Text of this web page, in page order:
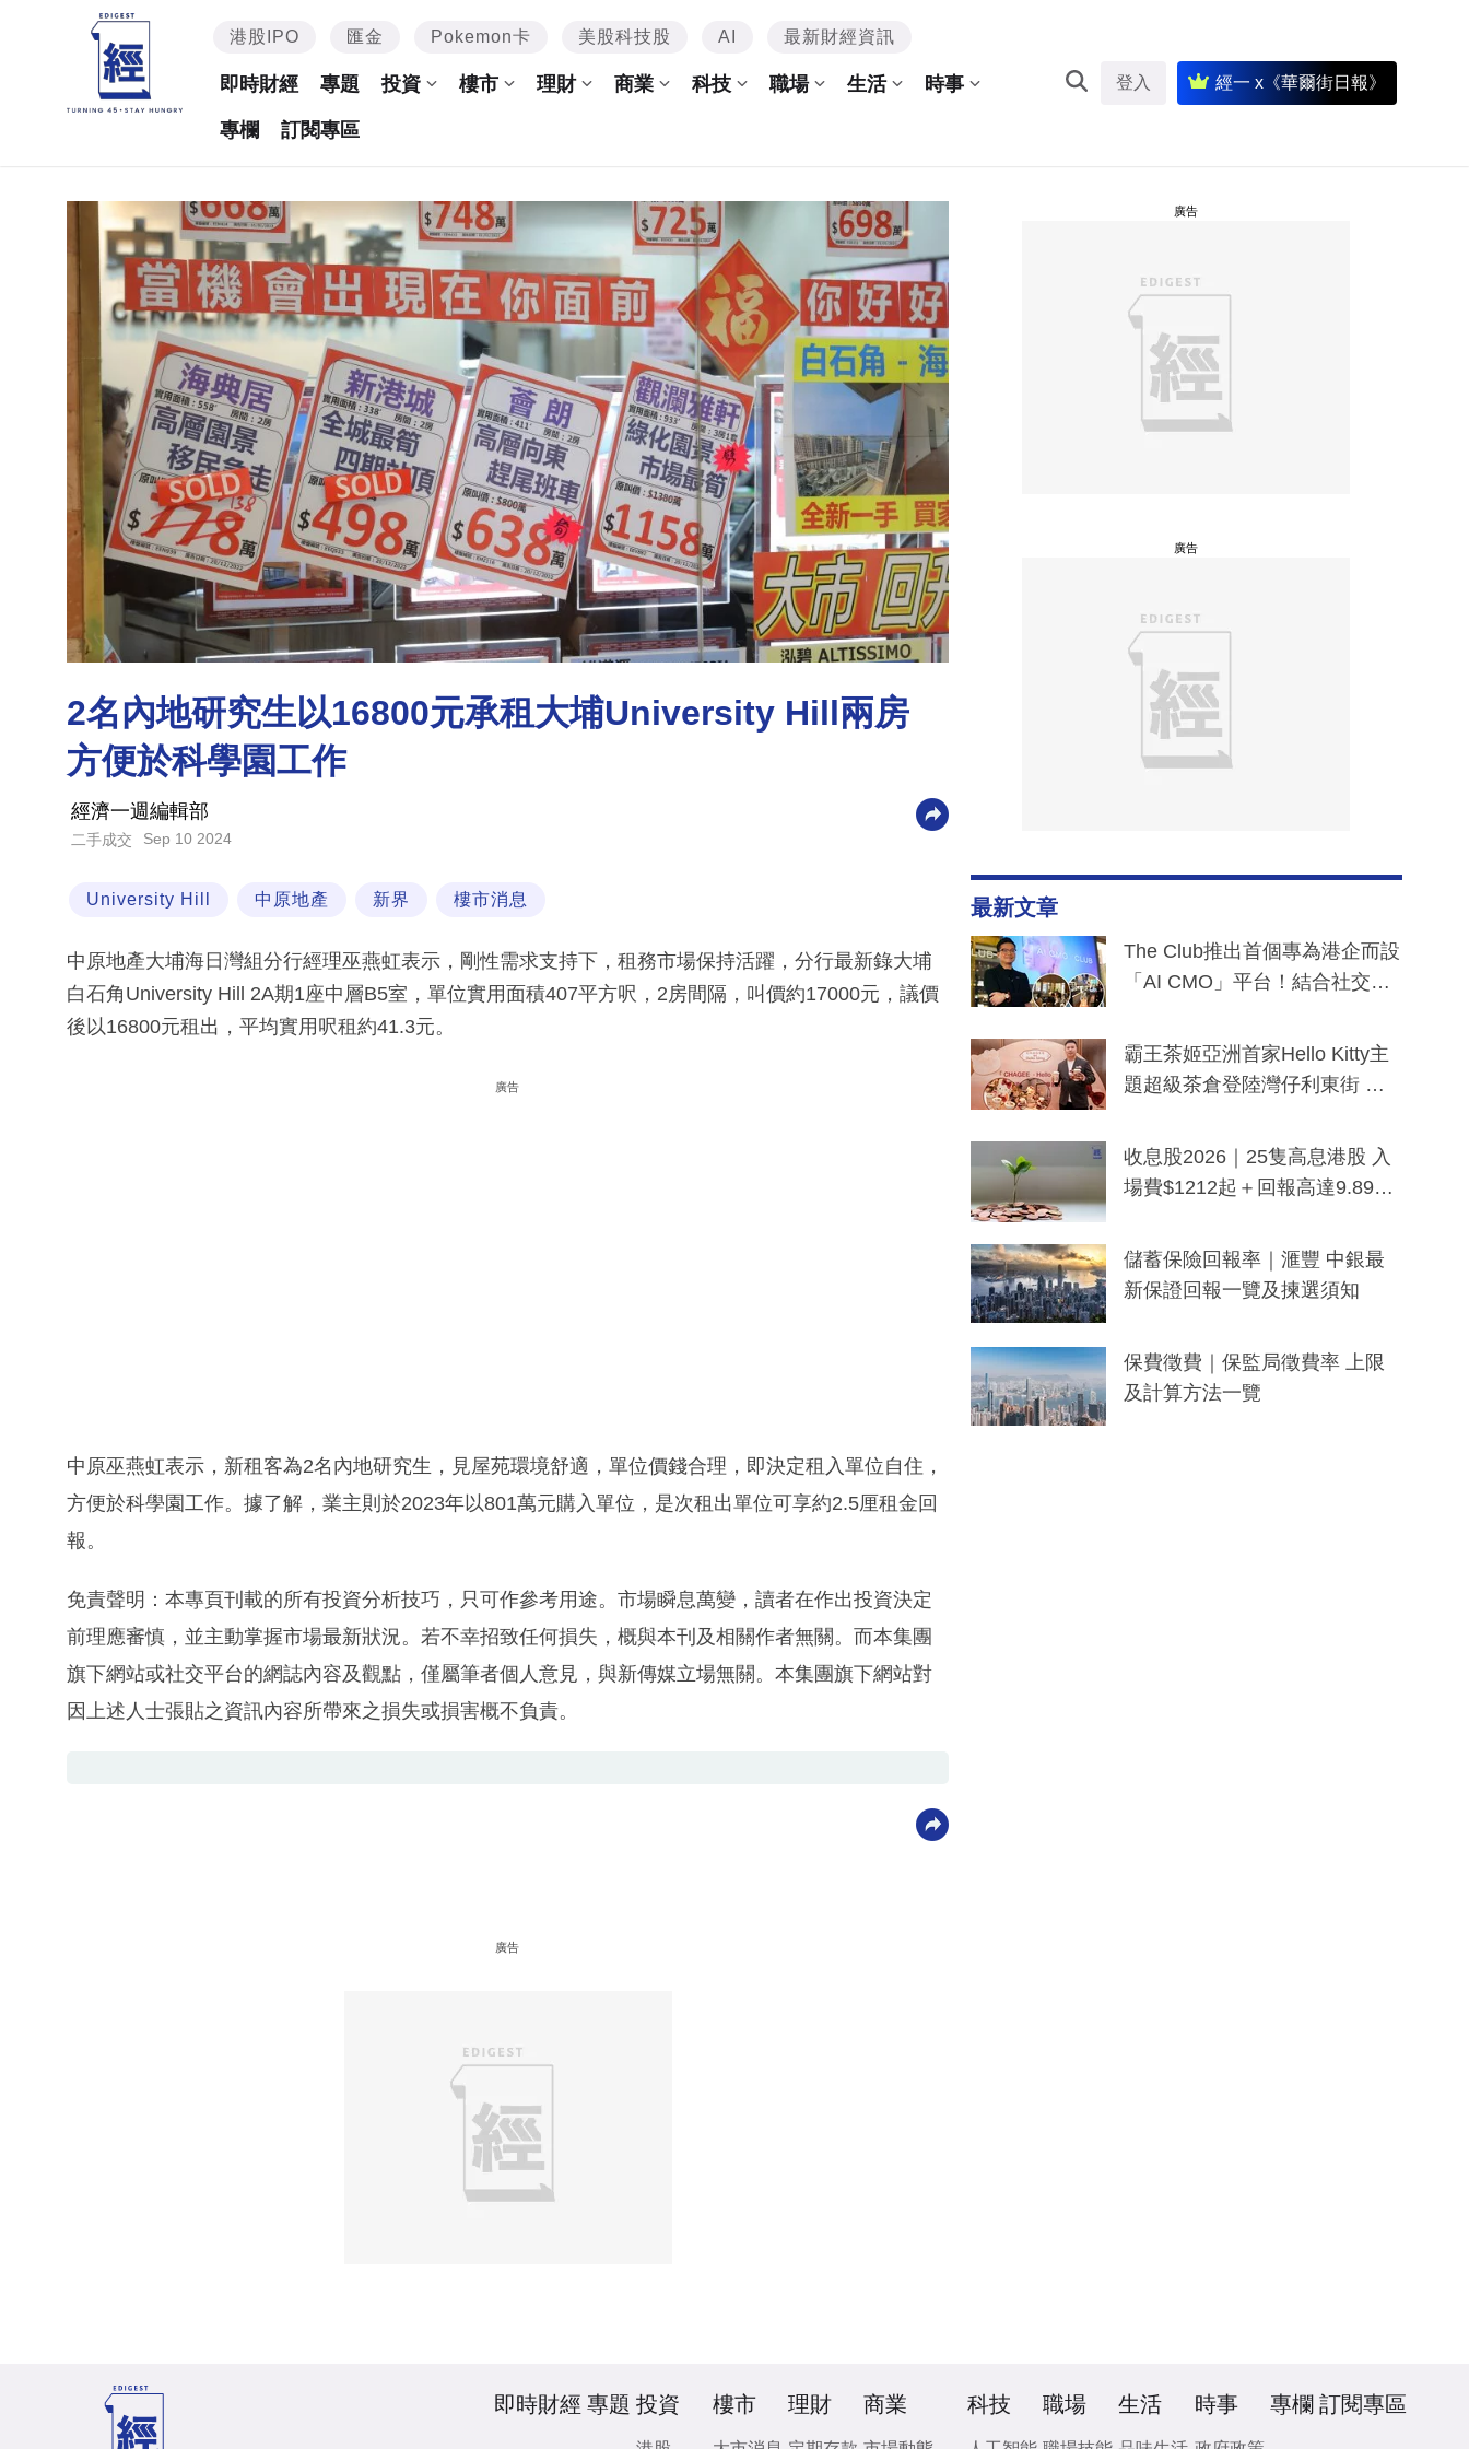
港股IPO 匯金 Pokemon卡 美股科技股 AI 最新財經資訊
即時財經 專題 投資 樓市 理財 商業 科技 職場 生活 時事
專欄 訂閱專區
登入 經一 x《華爾街日報》
2名內地研究生以16800元承租大埔University Hill兩房
方便於科學園工作
經濟一週編輯部
二手成交 Sep 10 2024
University Hill 中原地產 新界 樓市消息
中原地產大埔海日灣組分行經理巫燕虹表示，剛性需求支持下，租務市場保持活躍，分行最新錄大埔
白石角University Hill 2A期1座中層B5室，單位實用面積407平方呎，2房間隔，叫價約17000元，議價
後以16800元租出，平均實用呎租約41.3元。
廣告
中原巫燕虹表示，新租客為2名內地研究生，見屋苑環境舒適，單位價錢合理，即決定租入單位自住，
方便於科學園工作。據了解，業主則於2023年以801萬元購入單位，是次租出單位可享約2.5厘租金回
報。
免責聲明：本專頁刊載的所有投資分析技巧，只可作參考用途。市場瞬息萬變，讀者在作出投資決定
前理應審慎，並主動掌握市場最新狀況。若不幸招致任何損失，概與本刊及相關作者無關。而本集團
旗下網站或社交平台的網誌內容及觀點，僅屬筆者個人意見，與新傳媒立場無關。本集團旗下網站對
因上述人士張貼之資訊內容所帶來之損失或損害概不負責。
廣告
廣告
廣告
最新文章
The Club推出首個專為港企而設
「AI CMO」平台！結合社交聆
分鐘生成「貼地」宣傳短片
霸王茶姬亞洲首家Hello Kitty主
題超級茶倉登陸灣仔利東街 推
y及香港限定特調系列
收息股2026｜25隻高息港股 入
場費$1212起＋回報高達9.89
儲蓄保險回報率｜滙豐 中銀最
新保證回報一覽及揀選須知
保費徵費｜保監局徵費率 上限
及計算方法一覽
即時財經 專題 投資 樓市 理財 商業 科技 職場 生活 時事 專欄 訂閱專區